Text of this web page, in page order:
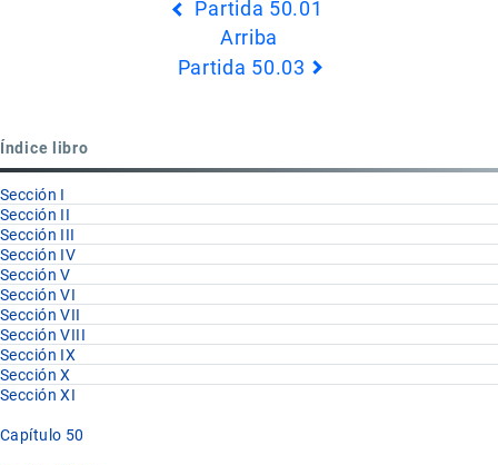
Partida 50.01
Arriba
Partida 50.03
Índice libro
Sección I
Sección II
Sección III
Sección IV
Sección V
Sección VI
Sección VII
Sección VIII
Sección IX
Sección X
Sección XI
Capítulo 50